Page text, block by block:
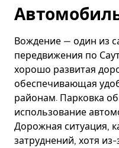
Вождение — один из
передвижения по
хорошо развитая
обеспечивающая
районам. Парковка
использование
Дорожная ситуация,
затруднений, хотя